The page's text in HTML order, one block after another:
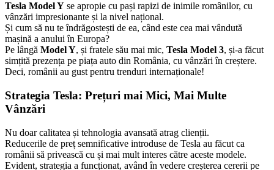
Tesla Model Y se apropie cu pași rapizi de inimile românilor, cu
vânzări impresionante și la nivel național.
Și cum să nu te îndrăgostești de ea, când este cea mai vândută
mașină a anului în Europa?
Pe lângă Model Y, și fratele său mai mic, Tesla Model 3, și-a făcut
simțită prezența pe piața auto din România, cu vânzări în creștere.
Deci, românii au gust pentru trenduri internaționale!
Strategia Tesla: Prețuri mai Mici, Mai Multe
Vânzări
Nu doar calitatea și tehnologia avansată atrag clienții.
Reducerile de preț semnificative introduse de Tesla au făcut ca
românii să privească cu și mai mult interes către aceste modele.
Evident, strategia a funcționat, având în vedere creșterea cererii pe